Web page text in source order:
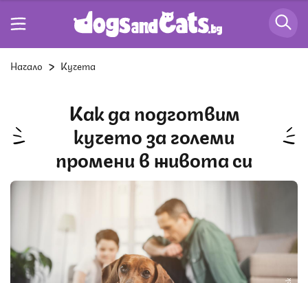
Начало Кучета
Как да подготвим
кучето за големи
промени в живота си